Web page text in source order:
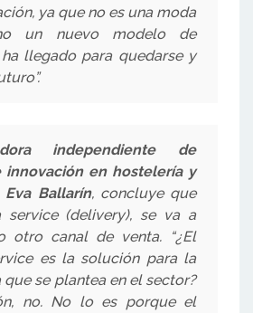
ya que no es una moda
un nuevo modelo de
llegado para quedarse y
independiente de
innovación en hostelería y
Eva Ballarín, concluye que
(delivery), se va a
otro canal de venta. “¿El
es la solución para la
se plantea en el sector?
no. No lo es porque el